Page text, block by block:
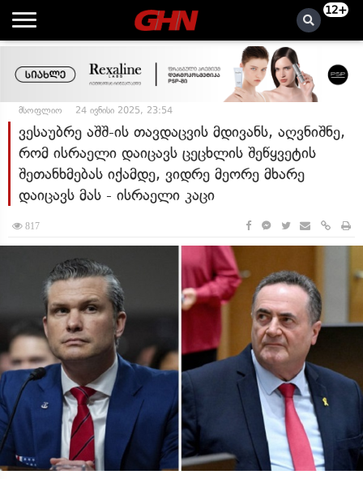
12+
მსოფლიო 24 ივნისი 2025, 23:54
ვესაუბრე აშშ-ის თავდაცვის მდივანს, აღვნიშნე,
რომ ისრაელი დაიცავს ცეცხლის შეწყვეტის
შეთანხმებას იქამდე, ვიდრე მეორე მხარე
დაიცავს მას - ისრაელი კაცი
817